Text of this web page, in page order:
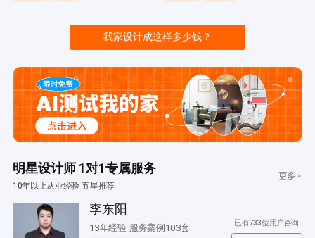
我家设计成这样多少钱？
明星设计师 1对1专属服务
10年以上从业经验 五星推荐
更多>
李东阳
13年经验 服务案例103套 已有733位用户咨询